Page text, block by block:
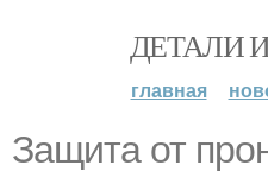
ДЕТАЛИ
главная
Защита от